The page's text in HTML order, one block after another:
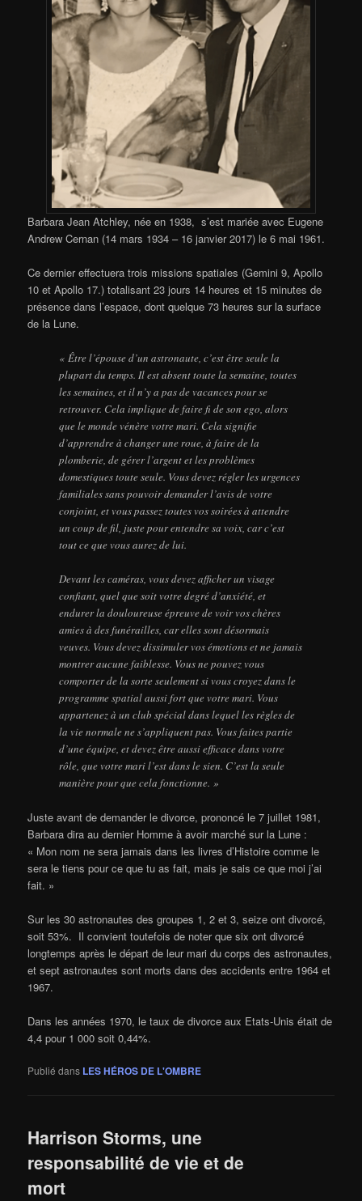
Barbara Jean Atchley, née en 1938, s’est mariée avec Eugene
Andrew Cernan (14 mars 1934 – 16 janvier 2017) le 6 mai 1961.
Ce dernier effectuera trois missions spatiales (Gemini 9, Apollo
10 et Apollo 17.) totalisant 23 jours 14 heures et 15 minutes de
présence dans l’espace, dont quelque 73 heures sur la surface
de la Lune.
« Être l’épouse d’un astronaute, c’est être seule la
plupart du temps. Il est absent toute la semaine, toutes
les semaines, et il n’y a pas de vacances pour se
retrouver. Cela implique de faire fi de son ego, alors
que le monde vénère votre mari. Cela signifie
d’apprendre à changer une roue, à faire de la
plomberie, de gérer l’argent et les problèmes
domestiques toute seule. Vous devez régler les urgences
familiales sans pouvoir demander l’avis de votre
conjoint, et vous passez toutes vos soirées à attendre
un coup de fil, juste pour entendre sa voix, car c’est
tout ce que vous aurez de lui.
Devant les caméras, vous devez afficher un visage
confiant, quel que soit votre degré d’anxiété, et
endurer la douloureuse épreuve de voir vos chères
amies à des funérailles, car elles sont désormais
veuves. Vous devez dissimuler vos émotions et ne jamais
montrer aucune faiblesse. Vous ne pouvez vous
comporter de la sorte seulement si vous croyez dans le
programme spatial aussi fort que votre mari. Vous
appartenez à un club spécial dans lequel les règles de
la vie normale ne s’appliquent pas. Vous faites partie
d’une équipe, et devez être aussi efficace dans votre
rôle, que votre mari l’est dans le sien. C’est la seule
manière pour que cela fonctionne. »
Juste avant de demander le divorce, prononcé le 7 juillet 1981,
Barbara dira au dernier Homme à avoir marché sur la Lune :
« Mon nom ne sera jamais dans les livres d’Histoire comme le
sera le tiens pour ce que tu as fait, mais je sais ce que moi j’ai
fait. »
Sur les 30 astronautes des groupes 1, 2 et 3, seize ont divorcé,
soit 53%. Il convient toutefois de noter que six ont divorcé
longtemps après le départ de leur mari du corps des astronautes,
et sept astronautes sont morts dans des accidents entre 1964 et
1967.
Dans les années 1970, le taux de divorce aux Etats-Unis était de
4,4 pour 1 000 soit 0,44%.
Publié dans LES HÉROS DE L'OMBRE
Harrison Storms, une
responsabilité de vie et de
mort